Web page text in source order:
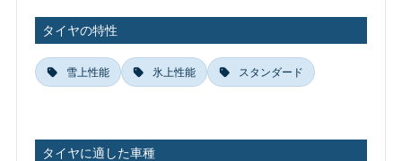
タイヤの特性
雪上性能 氷上性能 スタンダード
タイヤに適した車種